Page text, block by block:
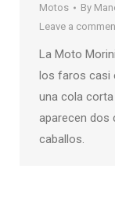
Motos By
Leave a
La Moto
los faros casi
una cola
aparecen dos
caballos.